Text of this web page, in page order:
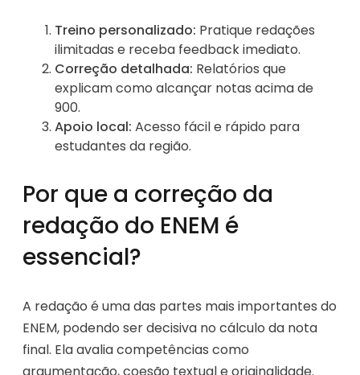
Treino personalizado: Pratique redações
ilimitadas e receba feedback imediato.
Correção detalhada: Relatórios que
explicam como alcançar notas acima de
900.
Apoio local: Acesso fácil e rápido para
estudantes da região.
Por que a correção da
redação do ENEM é
essencial?
A redação é uma das partes mais importantes do
ENEM, podendo ser decisiva no cálculo da nota
final. Ela avalia competências como
argumentação, coesão textual e originalidade.